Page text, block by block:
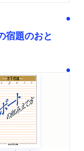
宿題のおと